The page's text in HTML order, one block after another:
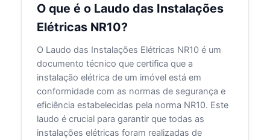
O que é o Laudo das Instalações
Elétricas NR10?
O Laudo das Instalações Elétricas NR10 é um
documento técnico que certifica que a
instalação elétrica de um imóvel está em
conformidade com as normas de segurança e
eficiência estabelecidas pela norma NR10. Este
laudo é crucial para garantir que todas as
instalações elétricas foram realizadas de